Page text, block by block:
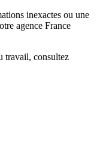
inexactes ou une
agence France
travail, consultez